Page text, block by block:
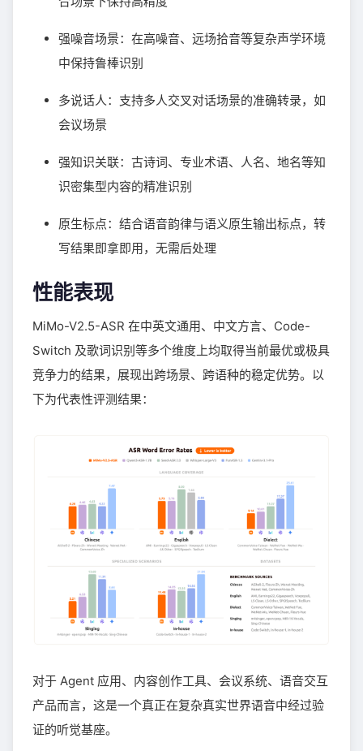
强噪音场景：在高噪音、远场拾音等复杂声学环境
中保持鲁棒识别
多说话人：支持多人交叉对话场景的准确转录，如
会议场景
强知识关联：古诗词、专业术语、人名、地名等知
识密集型内容的精准识别
原生标点：结合语音韵律与语义原生输出标点，转
写结果即拿即用，无需后处理
性能表现
MiMo-V2.5-ASR 在中英文通用、中文方言、Code-
Switch 及歌词识别等多个维度上均取得当前最优或极具
竞争力的结果，展现出跨场景、跨语种的稳定优势。以
下为代表性评测结果：
对于 Agent 应用、内容创作工具、会议系统、语音交互
产品而言，这是一个真正在复杂真实世界语音中经过验
证的听觉基座。